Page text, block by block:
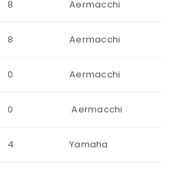
8 Aermacchi
8 Aermacchi
0 Aermacchi
0 Aermacchi
4 Yamaha